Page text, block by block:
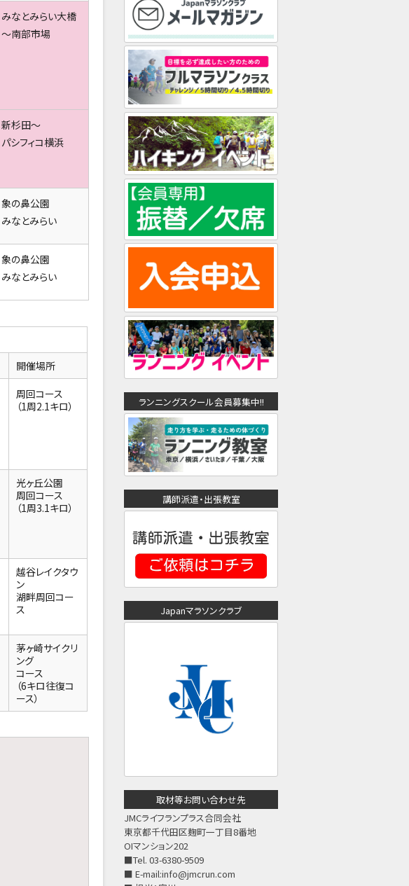
みなとみらい大橋
～南部市場
新杉田～
パシフィコ横浜
象の鼻公園
みなとみらい
象の鼻公園
みなとみらい
開催場所
周回コース
（1周2.1キロ）
光ヶ丘公園
周回コース
（1周3.1キロ）
越谷レイクタウ
ン
湖畔周回コー
ス
茅ヶ崎サイクリ
ング
コース
（6キロ往復コ
ース）
ランニングスクール会員募集中!!
講師派遣・出張教室
Japanマラソンクラブ
取材等お問い合わせ先
JMCライフランプラス合同会社
東京都千代田区麹町一丁目8番地
OIマンション202
■Tel. 03-6380-9509
■ E-mail:info@jmcrun.com